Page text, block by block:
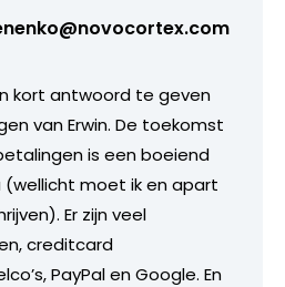
kort antwoord te geven
van Erwin. De toekomst
is een boeiend
moet ik en apart
Er zijn veel
creditcard
PayPal en Google. En